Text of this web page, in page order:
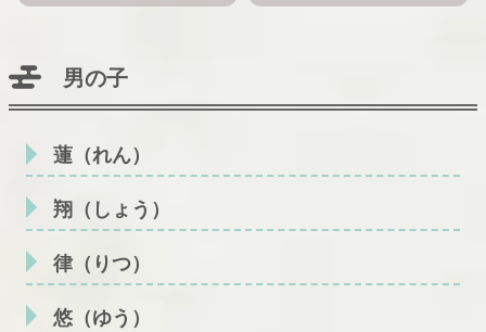
男の子
蓮（れん）
翔（しょう）
律（りつ）
悠（ゆう）